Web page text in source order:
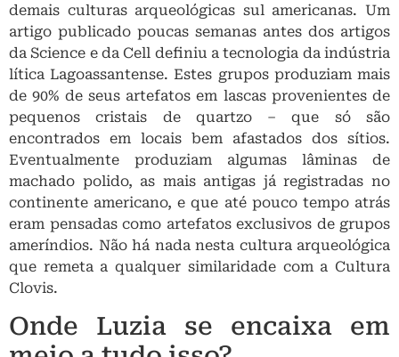
Eventualmente produziam algumas lâminas de
machado polido, as mais antigas já registradas no
continente americano, e que até pouco tempo atrás
eram pensadas como artefatos exclusivos de grupos
ameríndios. Não há nada nesta cultura arqueológica
que remeta a qualquer similaridade com a Cultura
Clovis.
Onde Luzia se encaixa em
meio a tudo isso?